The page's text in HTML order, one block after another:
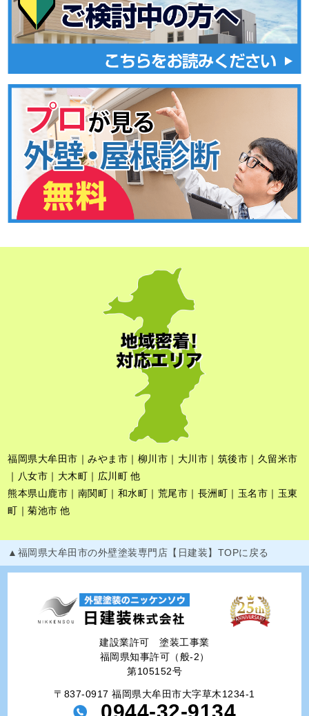
福岡県大牟田市｜みやま市｜柳川市｜大川市｜筑後市｜久留米市
｜八女市｜大木町｜広川町 他
熊本県山鹿市｜南関町｜和水町｜荒尾市｜長洲町｜玉名市｜玉東
町｜菊池市 他
▲福岡県大牟田市の外壁塗装専門店【日建装】TOPに戻る
建設業許可 塗装工事業
福岡県知事許可（般-2）
第105152号
〒837-0917 福岡県大牟田市大字草木1234-1